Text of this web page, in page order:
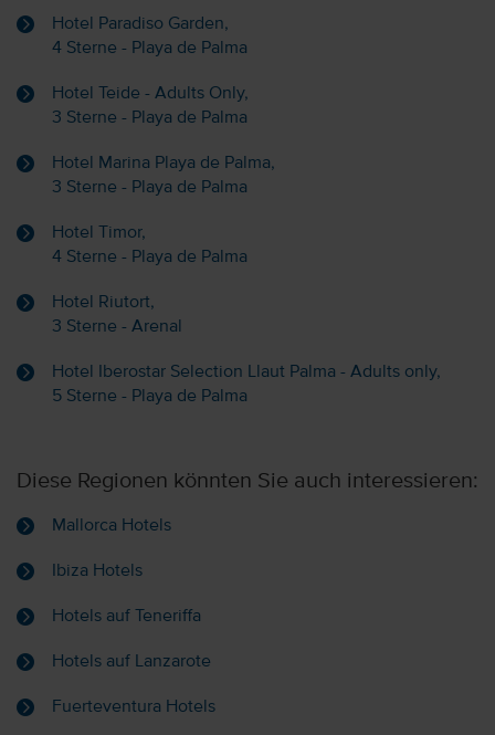
Hotel Paradiso Garden,
4 Sterne - Playa de Palma
Hotel Teide - Adults Only,
3 Sterne - Playa de Palma
Hotel Marina Playa de Palma,
3 Sterne - Playa de Palma
Hotel Timor,
4 Sterne - Playa de Palma
Hotel Riutort,
3 Sterne - Arenal
Hotel Iberostar Selection Llaut Palma - Adults only,
5 Sterne - Playa de Palma
Diese Regionen könnten Sie auch interessieren:
Mallorca Hotels
Ibiza Hotels
Hotels auf Teneriffa
Hotels auf Lanzarote
Fuerteventura Hotels